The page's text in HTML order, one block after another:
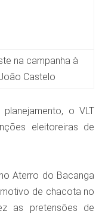
na campanha à
Castelo
o VLT
eleitoreiras de
Aterro do Bacanga
de chacota no
as pretensões de